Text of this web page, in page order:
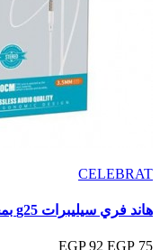
CELEBRAT
هاند فري سيليبرات g25 بمخرج 3.5 ملم
75 EGP
92 EGP